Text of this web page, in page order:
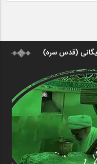
(قدس سره)